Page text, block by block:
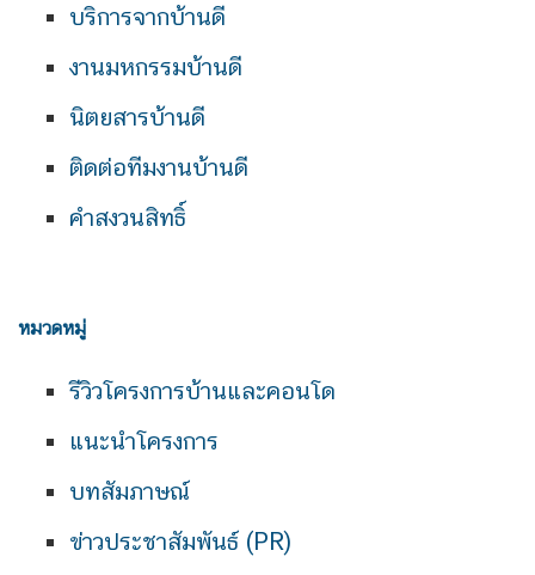
บริการจากบ้านดี
งานมหกรรมบ้านดี
นิตยสารบ้านดี
ติดต่อทีมงานบ้านดี
คำสงวนสิทธิ์
หมวดหมู่
รีวิวโครงการบ้านและคอนโด
แนะนำโครงการ
บทสัมภาษณ์
ข่าวประชาสัมพันธ์ (PR)